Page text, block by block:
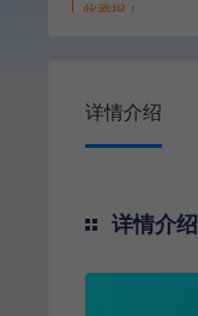
此举报！
详情介绍
详情介绍